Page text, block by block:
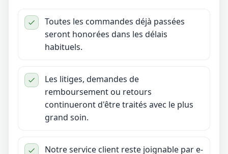
Toutes les commandes déjà passées
seront honorées dans les délais
habituels.
Les litiges, demandes de
remboursement ou retours
continueront d'être traités avec le plus
grand soin.
Notre service client reste joignable par e-